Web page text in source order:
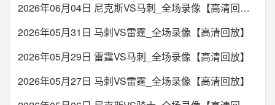
2026年06月04日 尼克斯VS马刺_全场录像【高清回放】
2026年05月31日 马刺VS雷霆_全场录像【高清回放】
2026年05月29日 雷霆VS马刺_全场录像【高清回放】
2026年05月27日 马刺VS雷霆_全场录像【高清回放】